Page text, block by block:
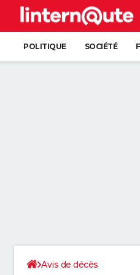
POLITIQUE SOCIÉTÉ
Avis de décès